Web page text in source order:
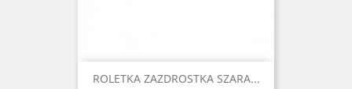
ROLETKA ZAZDROSTKA SZARA...